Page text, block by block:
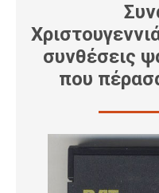
συνθέσεις
που